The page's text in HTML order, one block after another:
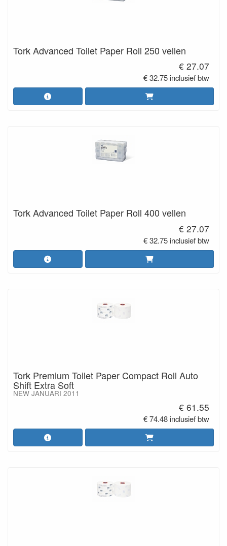
Tork Advanced Toilet Paper Roll 250 vellen
€ 27.07
€ 32.75 inclusief btw
Tork Advanced Toilet Paper Roll 400 vellen
€ 27.07
€ 32.75 inclusief btw
Tork Premium Toilet Paper Compact Roll Auto
Shift Extra Soft
NEW JANUARI 2011
€ 61.55
€ 74.48 inclusief btw